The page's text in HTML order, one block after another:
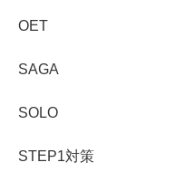
OET
SAGA
SOLO
STEP1対策